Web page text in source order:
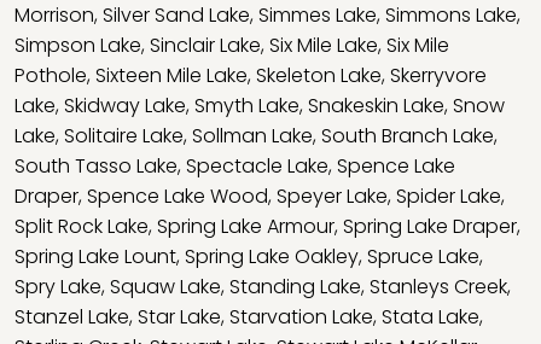
Morrison,Silver Sand Lake,Simmes Lake,Simmons Lake,
Simpson Lake,Sinclair Lake,Six Mile Lake,Six Mile
Pothole,Sixteen Mile Lake,Skeleton Lake,Skerryvore
Lake,Skidway Lake,Smyth Lake,Snakeskin Lake,Snow
Lake,Solitaire Lake,Sollman Lake,South Branch Lake,
South Tasso Lake,Spectacle Lake,Spence Lake
Draper,Spence Lake Wood,Speyer Lake,Spider Lake,
Split Rock Lake,Spring Lake Armour,Spring Lake Draper,
Spring Lake Lount,Spring Lake Oakley,Spruce Lake,
Spry Lake,Squaw Lake,Standing Lake,Stanleys Creek,
Stanzel Lake,Star Lake,Starvation Lake,Stata Lake,